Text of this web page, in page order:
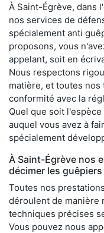
À Saint-Égrève, dans
nos services de
spécialement anti
proposons, vous
appelant, soit en
Nous respectons
matière, et toutes
conformité avec la
Quel que soit
auquel vous avez à
spécialement
À Saint-Égrève nos
décimer les guêpiers
Toutes nos
déroulent de manière
techniques précises
Vous pouvez nous